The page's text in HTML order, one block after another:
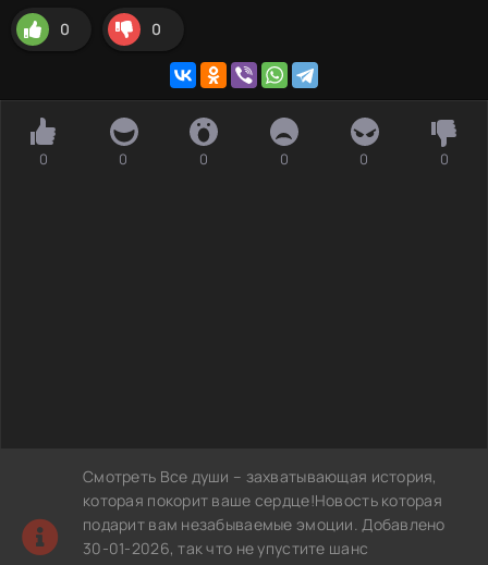
0 0
0 0 0 0 0 0
Смотреть Все души – захватывающая история,
которая покорит ваше сердце!Новость которая
подарит вам незабываемые эмоции. Добавлено
30-01-2026, так что не упустите шанс